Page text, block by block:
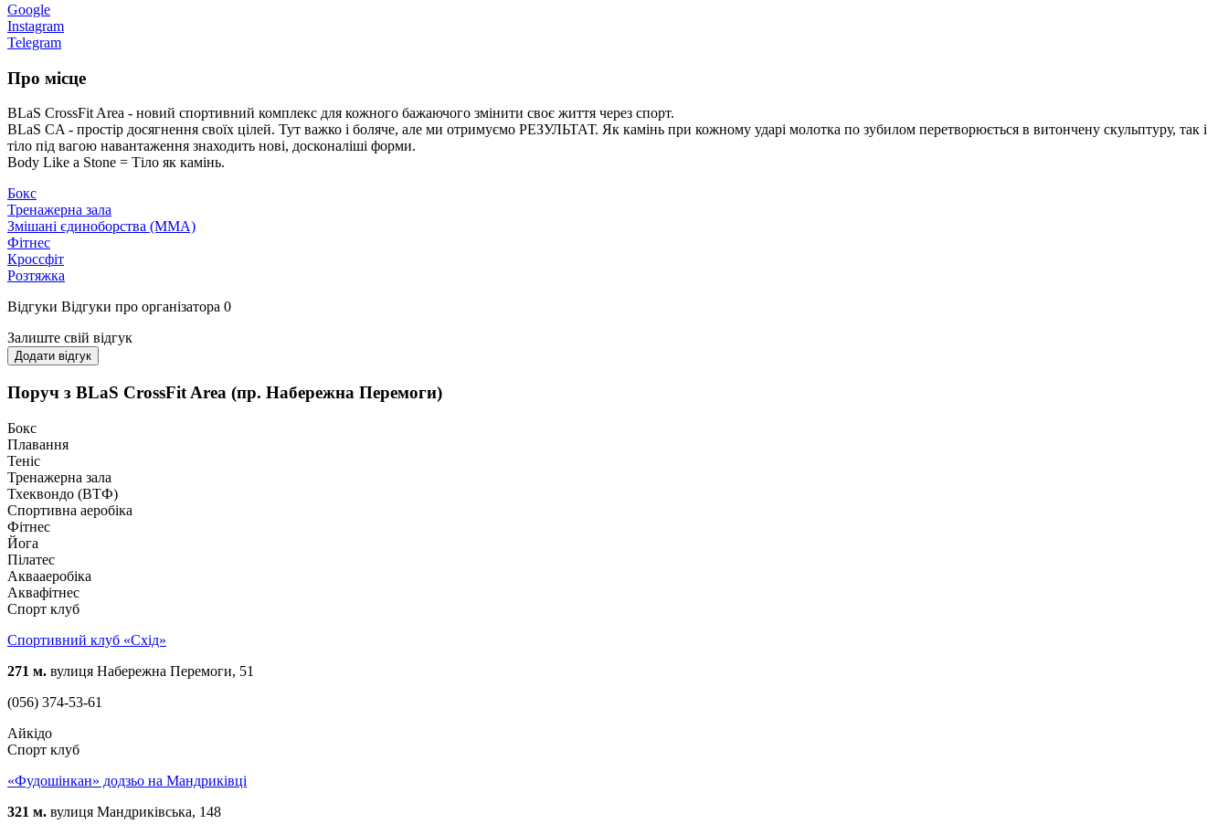
Google
Instagram
Telegram
Про місце
BLaS CrossFit Area - новий спортивний комплекс для кожного бажаючого змінити своє життя через спорт.
BLaS CA - простір досягнення своїх цілей. Тут важко і боляче, але ми отримуємо РЕЗУЛЬТАТ. Як камінь при кожному ударі молотка по зубилом перетворюється в витончену скульптуру, так і
тіло під вагою навантаження знаходить нові, досконаліші форми.
Body Like a Stone = Тіло як камінь.
Бокс
Тренажерна зала
Змішані єдиноборства (ММА)
Фітнес
Кроссфіт
Розтяжка
Відгуки Відгуки про організатора 0
Залиште свій відгук
Додати відгук
Поруч з BLaS CrossFit Area (пр. Набережна Перемоги)
Бокс
Плавання
Теніс
Тренажерна зала
Тхеквондо (ВТФ)
Спортивна аеробіка
Фітнес
Йога
Пілатес
Аквааеробіка
Аквафітнес
Спорт клуб
Спортивний клуб «Схід»
271 м. вулиця Набережна Перемоги, 51
(056) 374-53-61
Айкідо
Спорт клуб
«Фудошінкан» додзьо на Мандриківці
321 м. вулиця Мандриківська, 148